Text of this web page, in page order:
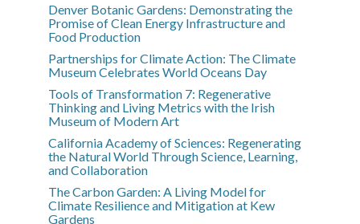
Denver Botanic Gardens: Demonstrating the
Promise of Clean Energy Infrastructure and
Food Production
Partnerships for Climate Action: The Climate
Museum Celebrates World Oceans Day
Tools of Transformation 7: Regenerative
Thinking and Living Metrics with the Irish
Museum of Modern Art
California Academy of Sciences: Regenerating
the Natural World Through Science, Learning,
and Collaboration
The Carbon Garden: A Living Model for
Climate Resilience and Mitigation at Kew
Gardens